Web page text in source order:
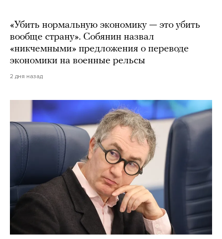
«Убить нормальную экономику — это убить
вообще страну». Собянин назвал
«никчемными» предложения о переводе
экономики на военные рельсы
2 дня назад